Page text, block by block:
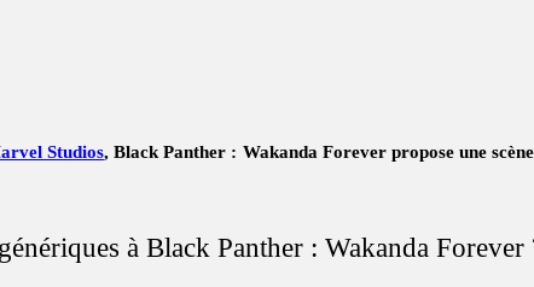
Studios, Black Panther : Wakanda Forever propose une
à Black Panther : Wakanda Forever